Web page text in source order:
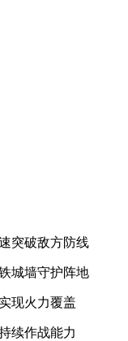
突破敌方防线
城墙守护阵地
现火力覆盖
续作战能力